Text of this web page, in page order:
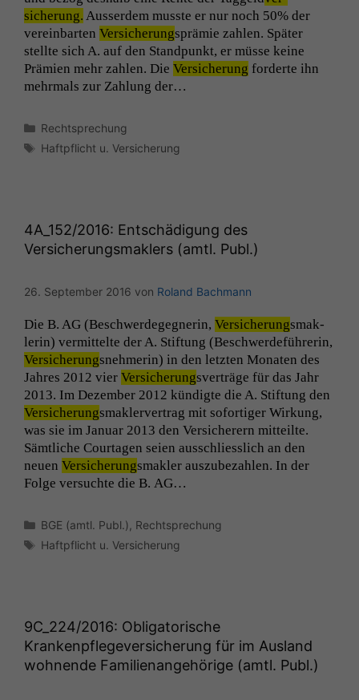
sicherung. Ausser­dem musste er nur noch 50% der
vere­in­barten Ver­sicherungsprämie zahlen. Später
stellte sich A. auf den Stand­punkt, er müsse keine
Prämien mehr zahlen. Die Ver­sicherung forderte ihn
mehrmals zur Zahlung der…
Kategorien
Rechtsprechung
Schlagwörter
Haftpflicht u. Versicherung
4A_152/2016: Entschädigung des
Versicherungsmaklers (amtl. Publ.)
26. September 2016 von Roland Bachmann
Die B. AG (Beschw­erdegeg­ner­in, Ver­sicherungsmak­
lerin) ver­mit­telte der A. Stiftung (Beschw­erde­führerin,
Ver­sicherungsnehmerin) in den let­zten Monat­en des
Jahres 2012 vier Ver­sicherungsverträge für das Jahr
2013. Im Dezem­ber 2012 kündigte die A. Stiftung den
Ver­sicherungsmak­lerver­trag mit sofor­tiger Wirkung,
was sie im Jan­u­ar 2013 den Ver­sicher­ern mit­teilte.
Sämtliche Courta­gen seien auss­chliesslich an den
neuen Ver­sicherungsmak­ler auszubezahlen. In der
Folge ver­suchte die B. AG…
Kategorien
BGE (amtl. Publ.), Rechtsprechung
Schlagwörter
Haftpflicht u. Versicherung
9C_224/2016: Obligatorische
Krankenpflegeversicherung für im Ausland
wohnende Familienangehörige (amtl. Publ.)